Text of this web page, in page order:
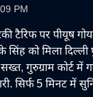
PM
टैरिफ पर पीयूष
सिंह को मिला
गुरुग्राम कोर्ट
सिर्फ 5 मिनट में